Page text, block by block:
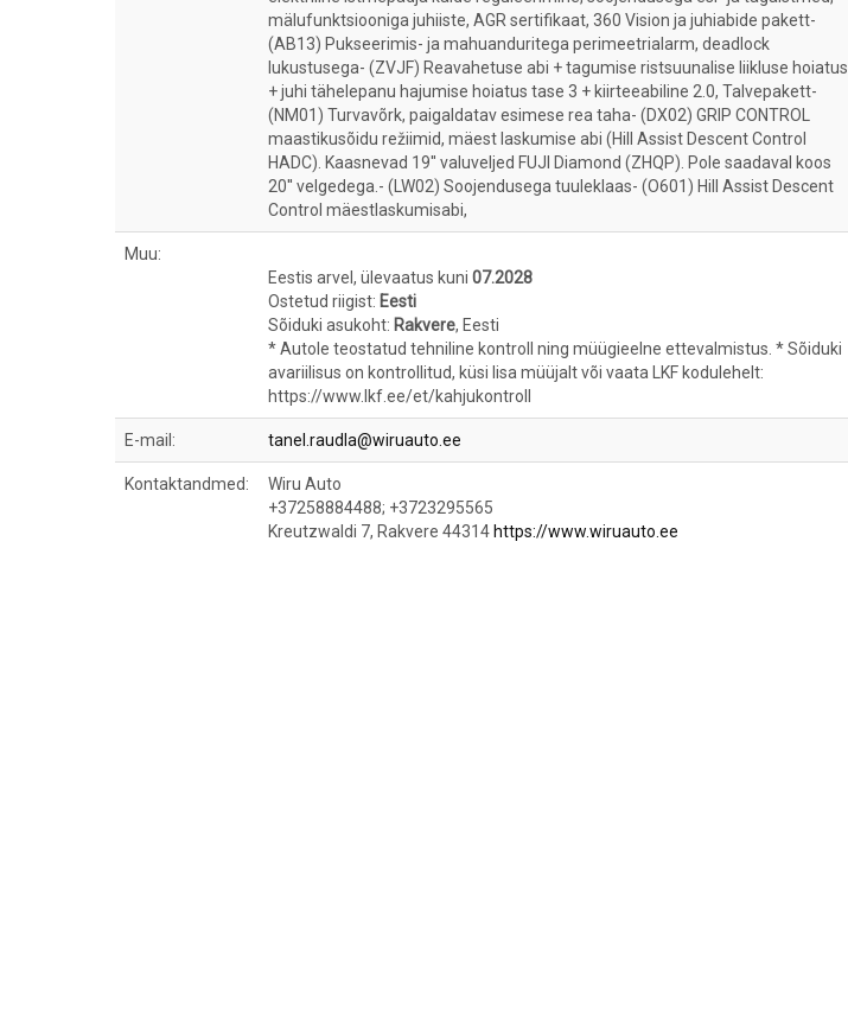
mälufunktsiooniga juhiiste, AGR sertifikaat, 360 Vision ja juhiabide pakett-
(AB13) Pukseerimis- ja mahuanduritega perimeetrialarm, deadlock
lukustusega- (ZVJF) Reavahetuse abi + tagumise ristsuunalise liikluse hoiatus
+ juhi tähelepanu hajumise hoiatus tase 3 + kiirteeabiline 2.0, Talvepakett-
(NM01) Turvavõrk, paigaldatav esimese rea taha- (DX02) GRIP CONTROL
maastikusõidu režiimid, mäest laskumise abi (Hill Assist Descent Control
HADC). Kaasnevad 19'' valuveljed FUJI Diamond (ZHQP). Pole saadaval koos
20'' velgedega.- (LW02) Soojendusega tuuleklaas- (O601) Hill Assist Descent
Control mäestlaskumisabi,
Muu:
Eestis arvel, ülevaatus kuni 07.2028
Ostetud riigist: Eesti
Sõiduki asukoht: Rakvere, Eesti
* Autole teostatud tehniline kontroll ning müügieelne ettevalmistus. * Sõiduki
avariilisus on kontrollitud, küsi lisa müüjalt või vaata LKF kodulehelt:
https://www.lkf.ee/et/kahjukontroll
E-mail: tanel.raudla@wiruauto.ee
Kontaktandmed:
Wiru Auto
+37258884488; +3723295565
Kreutzwaldi 7, Rakvere 44314 https://www.wiruauto.ee